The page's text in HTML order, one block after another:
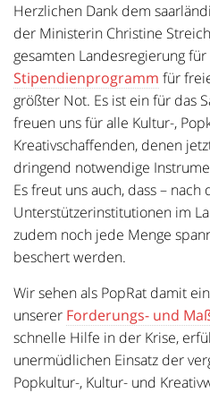
Herzlichen Dank dem
der Ministerin Christine
gesamten Landesregierung für
Stipendienprogramm für
größter Not. Es ist ein für das
freuen uns für alle Kultur-,
Kreativschaffenden, denen
dringend notwendige
Es freut uns auch, dass –
Unterstützerinstitutionen im
zudem noch jede Menge
beschert werden.
Wir sehen als PopRat damit
unserer Forderungs- und
schnelle Hilfe in der Krise,
unermüdlichen Einsatz der
Popkultur-, Kultur- und